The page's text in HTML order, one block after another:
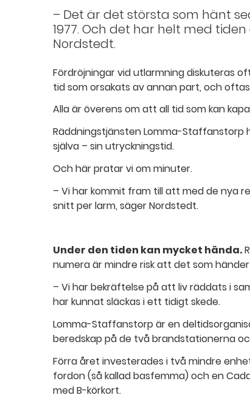
– Det är det största som hänt
1977. Och det har helt med
Nordstedt.
Fördröjningar vid utlarmning diskuteras
tid som orsakats av annan part, och
Alla är överens om att all tid som kan
Räddningstjänsten Lomma-
själva – sin utryckningstid.
Och här pratar vi om minuter.
– Vi har kommit fram till att med de nya
snitt per larm, säger Nordstedt.
Under den tiden kan mycket hända.
numera är mindre risk att det som
– Vi har bekräftelse på att liv räddats i
har kunnat släckas i ett tidigt skede.
Lomma-Staffanstorp är en
beredskap på de två brandstationerna
Förra året investerades i två mindre
fordon (så kallad basfemma) och en
med B-körkort.